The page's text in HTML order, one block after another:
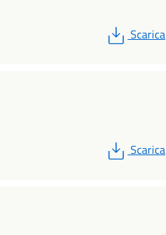
PDF
Scarica
PDF
Scarica